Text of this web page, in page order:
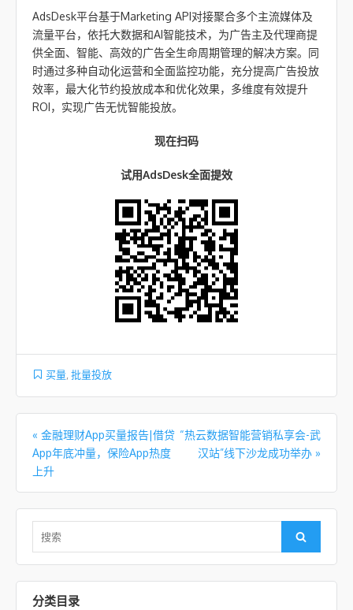
AdsDesk平台基于Marketing API对接聚合多个主流媒体及
流量平台，依托大数据和AI智能技术，为广告主及代理商提
供全面、智能、高效的广告全生命周期管理的解决方案。同
时通过多种自动化运营和全面监控功能，充分提高广告投放
效率，最大化节约投放成本和优化效果，多维度有效提升
ROI，实现广告无忧智能投放。
现在扫码
试用AdsDesk全面提效
买量 批量投放
文章导航
« 金融理财App买量报告|借贷
App年底冲量，保险App热度
上升
“热云数据智能营销私享会-武
汉站”线下沙龙成功举办 »
Search for:
Search
分类目录